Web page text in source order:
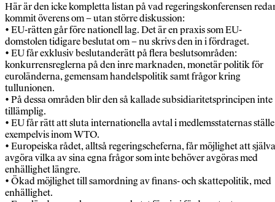
Här är den icke kompletta listan på vad regeringskonferensen
kommit överens om – utan större diskussion:
• EU-rätten går före nationell lag. Det är en praxis som EU-
domstolen tidigare beslutat om – nu skrivs den in i fördraget.
• EU får exklusiv beslutanderätt på flera beslutsområden:
konkurrensreglerna på den inre marknaden, monetär politik för
euroländerna, gemensam handelspolitik samt frågor kring
tullunionen.
• På dessa områden blir den så kallade subsidiaritetsprincipen inte
tillämplig.
• EU får rätt att sluta internationella avtal i medlemsstaternas
exempelvis inom WTO.
• Europeiska rådet, alltså regeringscheferna, får möjlighet att själva
avgöra vilka av sina egna frågor som inte behöver avgöras med
enhällighet längre.
• Ökad möjlighet till samordning av finans- och skattepolitik, med
enhällighet.